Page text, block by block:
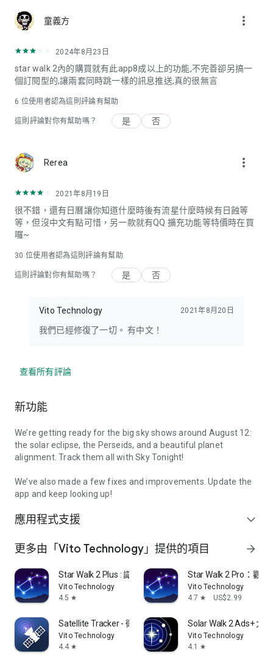
童義方 more_vert
2024年8月23日
star walk 2內的購買就有此app8成以上的功能,不完善卻另搞一
個訂閱型的,讓兩套同時跳一樣的訊息推送,真的很無言
6 位使用者認為這則評論有幫助
這則評論對你有幫助嗎？ 是 否
Rerea more_vert
2021年8月19日
很不錯，還有日曆讓你知道什麼時後有流星什麼時候有日蝕等
等，但沒中文有點可惜，另一款就有QQ 擴充功能等特價時在買
囉~
30 位使用者認為這則評論有幫助
這則評論對你有幫助嗎？ 是 否
Vito Technology 2021年8月20日
我們已經修復了一切。 有中文！
查看所有評論
新功能
We’re getting ready for the big sky shows around August 12:
the solar eclipse, the Perseids, and a beautiful planet
alignment. Track them all with Sky Tonight!
We’ve also made a few fixes and improvements. Update the
app and keep looking up!
應用程式支援 expand_more
更多由「Vito Technology」提供的項目 arrow_forward
Star Walk 2 Plus : 識別星座，行星和衛星
Vito Technology
4.5 star
Star Walk 2 Pro：觀
Vito Technology
4.7 star US$2.99
Satellite Tracker - 衛星觀測指南
Vito Technology
4.4 star
Solar Walk 2 Ads+ 太
Vito Technology
4.1
star